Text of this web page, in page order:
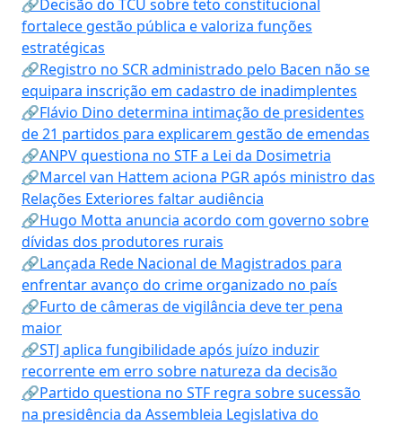
🔗Decisão do TCU sobre teto constitucional
fortalece gestão pública e valoriza funções
estratégicas
🔗Registro no SCR administrado pelo Bacen não se
equipara inscrição em cadastro de inadimplentes
🔗Flávio Dino determina intimação de presidentes
de 21 partidos para explicarem gestão de emendas
🔗ANPV questiona no STF a Lei da Dosimetria
🔗Marcel van Hattem aciona PGR após ministro das
Relações Exteriores faltar audiência
🔗Hugo Motta anuncia acordo com governo sobre
dívidas dos produtores rurais
🔗Lançada Rede Nacional de Magistrados para
enfrentar avanço do crime organizado no país
🔗Furto de câmeras de vigilância deve ter pena
maior
🔗STJ aplica fungibilidade após juízo induzir
recorrente em erro sobre natureza da decisão
🔗Partido questiona no STF regra sobre sucessão
na presidência da Assembleia Legislativa do